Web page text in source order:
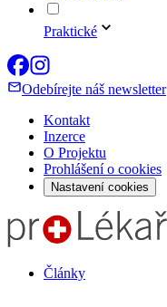
Praktické
Odebírejte náš newsletter
Kontakt
Inzerce
O Projektu
Prohlášení o cookies
Nastavení cookies
Články